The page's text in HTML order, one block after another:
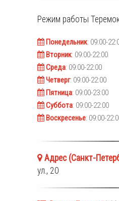
Режим работы
Понедельник: 09:00-
Вторник: 09:00-22:00
Среда: 09:00-22:00
Четверг: 09:00-22:00
Пятница: 09:00-23:00
Суббота: 09:00-22:00
Воскресенье: 09:00-
Адрес (Санкт-
ул., 20